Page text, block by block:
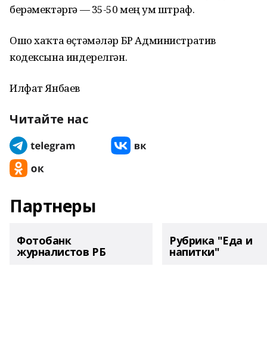
берәмектәргә — 35-50 мең һум штраф.
Ошо хаҡта өҫтәмәләр БР Административ
кодексына индерелгән.
Илфат Янбаев
Читайте нас
Партнеры
Фотобанк
журналистов РБ
Рубрика "Еда и
напитки"